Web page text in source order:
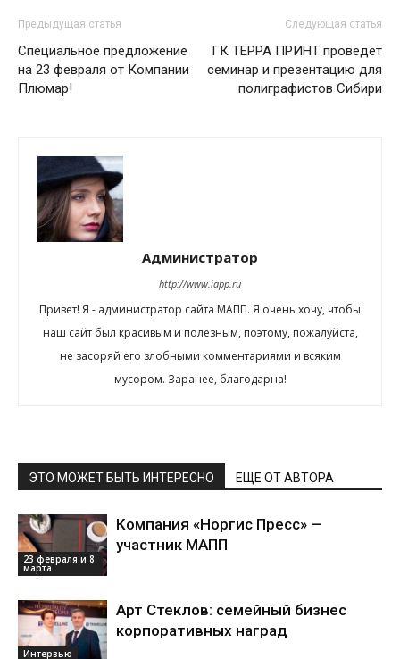
Предыдущая статья
Специальное предложение
на 23 февраля от Компании
Плюмар!
Следующая статья
ГК ТЕРРА ПРИНТ проведет
семинар и презентацию для
полиграфистов Сибири
Администратор
http://www.iapp.ru
Привет! Я - администратор сайта МАПП. Я очень хочу, чтобы
наш сайт был красивым и полезным, поэтому, пожалуйста,
не засоряй его злобными комментариями и всяким
мусором. Заранее, благодарна!
ЭТО МОЖЕТ БЫТЬ ИНТЕРЕСНО ЕЩЕ ОТ АВТОРА
23 февраля и 8
марта
Компания «Норгис Пресс» —
участник МАПП
Интервью
Арт Стеклов: семейный бизнес
корпоративных наград